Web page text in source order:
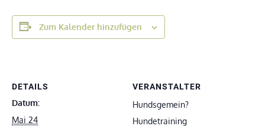
Zum Kalender hinzufügen
DETAILS
Datum:
Mai 24
VERANSTALTER
Hundsgemein?
Hundetraining